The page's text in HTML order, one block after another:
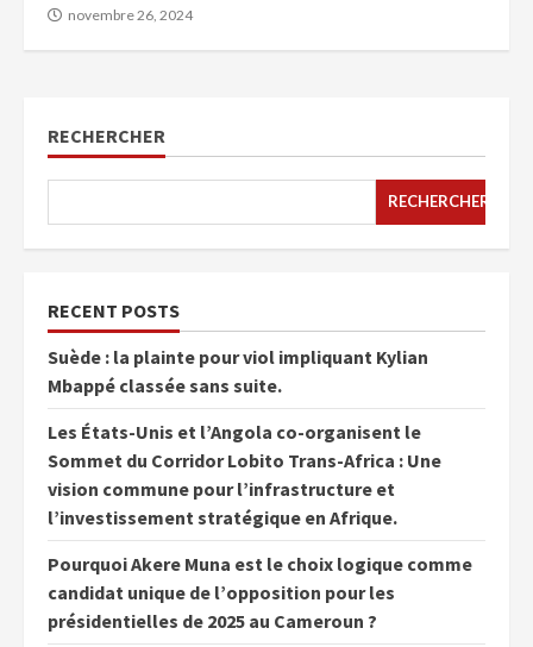
novembre 26, 2024
RECHERCHER
RECHERCHER
RECENT POSTS
Suède : la plainte pour viol impliquant Kylian
Mbappé classée sans suite.
Les États-Unis et l’Angola co-organisent le
Sommet du Corridor Lobito Trans-Africa : Une
vision commune pour l’infrastructure et
l’investissement stratégique en Afrique.
Pourquoi Akere Muna est le choix logique comme
candidat unique de l’opposition pour les
présidentielles de 2025 au Cameroun ?